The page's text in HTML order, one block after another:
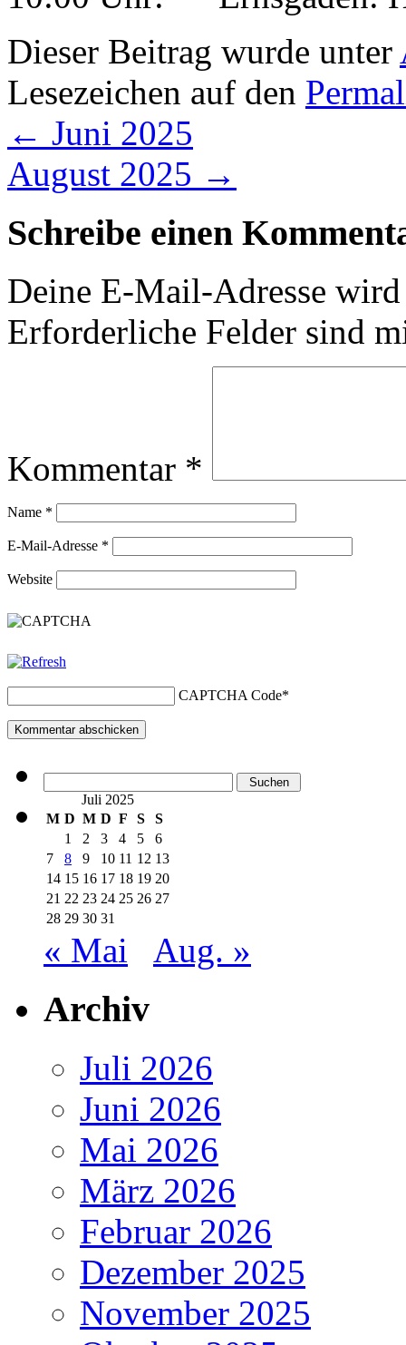
Dieser Beitrag wurde unter
Lesezeichen auf den
← Juni 2025
August 2025 →
Schreibe einen
Deine E-Mail-Adresse
Erforderliche Felder sind
Kommentar *
Name *
E-Mail-Adresse *
Website
CAPTCHA Code*
nach: Juli 2025
M D M D F S
S
1
2 3 4 5
6
7
8 9 10 11 12 13
14 15 16 17 18 19 20
21 22 23 24 25 26 27
28 29 30 31
« Mai Aug. »
Archiv
Juli 2026
Juni 2026
Mai 2026
März 2026
Februar 2026
Dezember 2025
November 2025